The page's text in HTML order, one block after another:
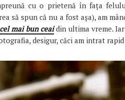
cu o prietenă în fața
să spun că nu a fost așa), am
cel mai bun ceaidin ultima vreme.
desigur, căci am intrat